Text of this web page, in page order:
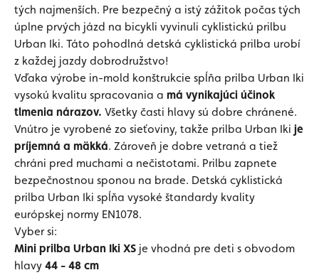
tých najmenších. Pre bezpečný a istý zážitok počas tých
úplne prvých jázd na bicykli vyvinuli cyklistickú prilbu
Urban Iki. Táto pohodlná detská cyklistická prilba urobí
z každej jazdy dobrodružstvo!
Vďaka výrobe in-mold konštrukcie spĺňa prilba Urban Iki
vysokú kvalitu spracovania a má vynikajúci účinok
tlmenia nárazov. Všetky časti hlavy sú dobre chránené.
Vnútro je vyrobené zo sieťoviny, takže prilba Urban Iki je
príjemná a mäkká. Zároveň je dobre vetraná a tiež
chráni pred muchami a nečistotami. Prilbu zapnete
bezpečnostnou sponou na brade. Detská cyklistická
prilba Urban Iki spĺňa vysoké štandardy kvality
európskej normy EN1078.
Vyber si:
Mini prilba Urban Iki XS je vhodná pre deti s obvodom
hlavy 44 - 48 cm